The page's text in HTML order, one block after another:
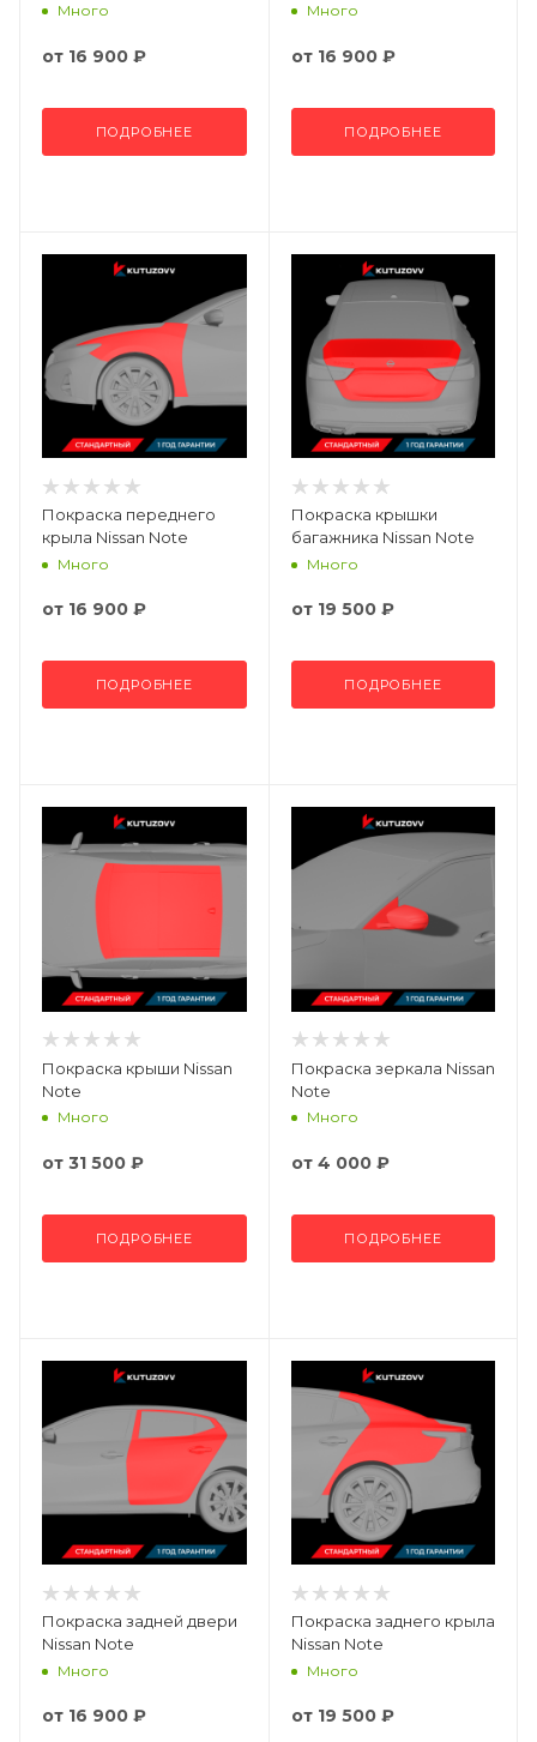
Много
от 16 900 ₽
ПОДРОБНЕЕ
Много
от 16 900 ₽
ПОДРОБНЕЕ
Покраска переднего
крыла Nissan Note
Много
от 16 900 ₽
ПОДРОБНЕЕ
Покраска крышки
багажника Nissan Note
Много
от 19 500 ₽
ПОДРОБНЕЕ
Покраска крыши Nissan
Note
Много
от 31 500 ₽
ПОДРОБНЕЕ
Покраска зеркала Nissan
Note
Много
от 4 000 ₽
ПОДРОБНЕЕ
Покраска задней двери
Nissan Note
Много
от 16 900 ₽
Покраска заднего крыла
Nissan Note
Много
от 19 500 ₽